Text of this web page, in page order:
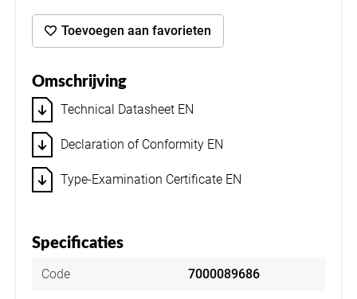
Toevoegen aan favorieten
Omschrijving
Technical Datasheet EN
Declaration of Conformity EN
Type-Examination Certificate EN
Specificaties
Code 7000089686